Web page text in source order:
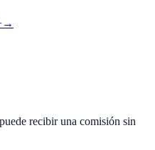
→
recibir una comisión sin